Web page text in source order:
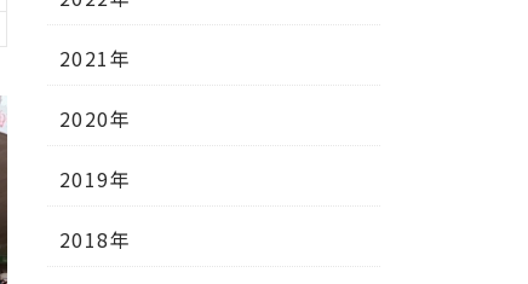
2021年
2020年
2019年
2018年